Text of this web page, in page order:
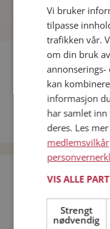
Fler single
Date menn i Norge
Date kvinner i Norge
Bli
Jeg er en:
Vi bruker
tilpasse
trafikken vår.
om din bruk
annonserings-
kan
informasjon
har samlet
deres. Les
medlemsvilkår
VIS ALLE
Strengt
nødvendig